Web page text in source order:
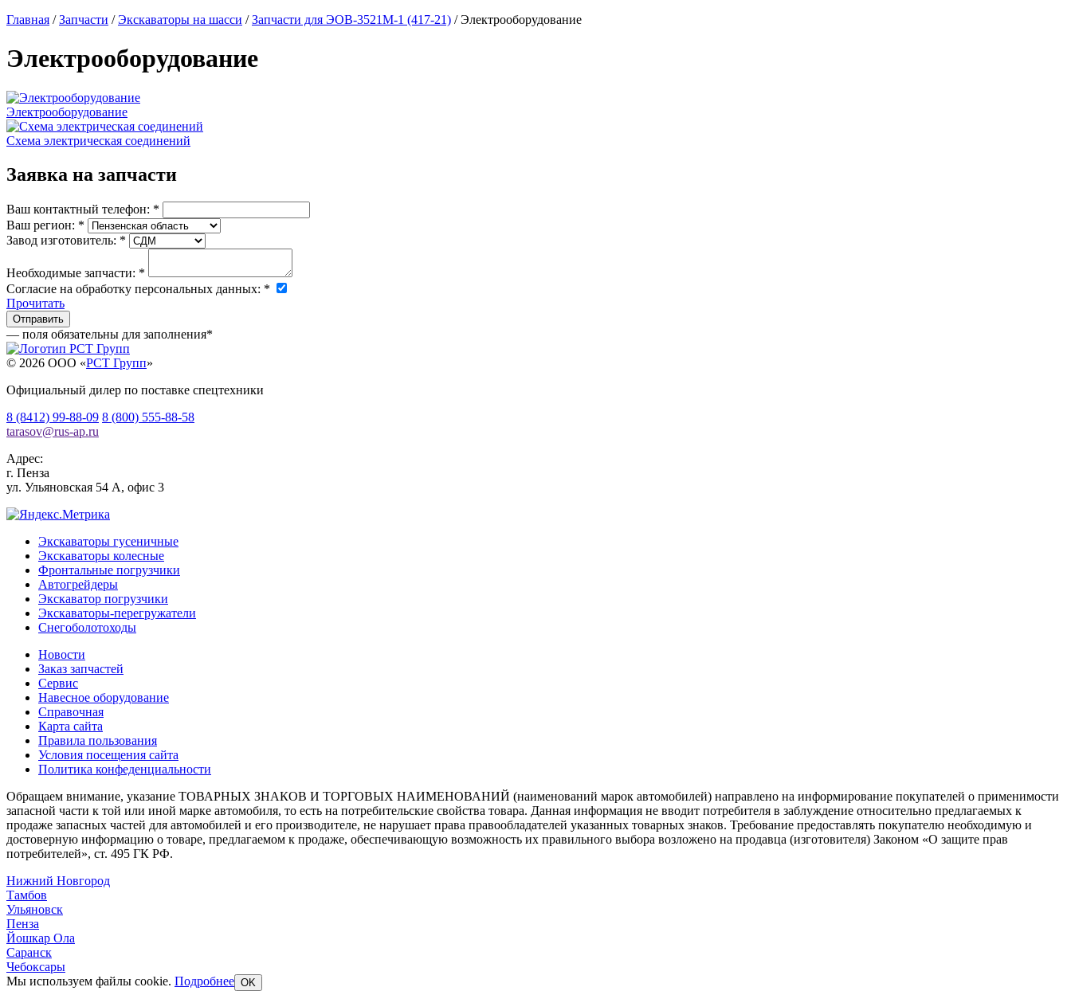
Главная /Запчасти /Экскаваторы на шасси /Запчасти для ЭОВ-3521М-1 (417-21) /Электрооборудование
Электрооборудование
Электрооборудование
Схема электрическая соединений
Заявка на запчасти
Ваш контактный телефон: *
Ваш регион: *
Завод изготовитель: *
Необходимые запчасти: *
Согласие на обработку персональных данных: *
Прочитать
— поля обязательны для заполнения*
© 2026 OOO «РСТ Групп»
Официальный дилер по поставке спецтехники
8 (8412) 99-88-09 8 (800) 555-88-58
tarasov@rus-ap.ru
Адрес:
г. Пенза
ул. Ульяновская 54 А, офис 3
Экскаваторы гусеничные
Экскаваторы колесные
Фронтальные погрузчики
Автогрейдеры
Экскаватор погрузчики
Экскаваторы-перегружатели
Снегоболотоходы
Новости
Заказ запчастей
Сервис
Навесное оборудование
Справочная
Карта сайта
Правила пользования
Условия посещения сайта
Политика конфеденциальности
Обращаем внимание, указание ТОВАРНЫХ ЗНАКОВ И ТОРГОВЫХ НАИМЕНОВАНИЙ (наименований марок автомобилей) направлено на информирование покупателей о применимости
запасной части к той или иной марке автомобиля, то есть на потребительские свойства товара. Данная информация не вводит потребителя в заблуждение относительно предлагаемых к
продаже запасных частей для автомобилей и его производителе, не нарушает права правообладателей указанных товарных знаков. Требование предоставлять покупателю необходимую и
достоверную информацию о товаре, предлагаемом к продаже, обеспечивающую возможность их правильного выбора возложено на продавца (изготовителя) Законом «О защите прав
потребителей», ст. 495 ГК РФ.
Нижний Новгород
Тамбов
Ульяновск
Пенза
Йошкар Ола
Саранск
Чебоксары
Мы используем файлы cookie. Подробнее OK